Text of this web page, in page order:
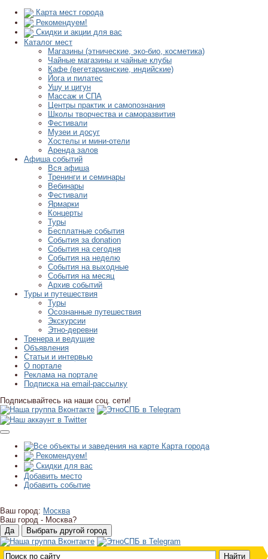
Карта мест города
Рекомендуем!
Скидки и акции для вас
Каталог мест
Магазины (этнические, эко-био, косметика)
Чайные магазины и чайные клубы
Кафе (вегетарианские, индийские)
Йога и пилатес
Ушу и цигун
Массаж и СПА
Центры практик и самопознания
Школы творчества и саморазвития
Фестивали
Музеи и досуг
Хостелы и мини-отели
Аренда залов
Афиша событий
Вся афиша
Тренинги и семинары
Вебинары
Фестивали
Ярмарки
Концерты
Туры
Бесплатные события
События за donation
События на сегодня
События на неделю
События на выходные
События на месяц
Архив событий
Туры и путешествия
Туры
Осознанные путешествия
Экскурсии
Этно-деревни
Тренера и ведущие
Объявления
Статьи и интервью
О портале
Реклама на портале
Подписка на email-рассылку
Подписывайтесь на наши соц. сети!
Карта города
Рекомендуем!
Скидки для вас
Добавить место
Добавить событие
Ваш город: Москва
Ваш город - Москва?